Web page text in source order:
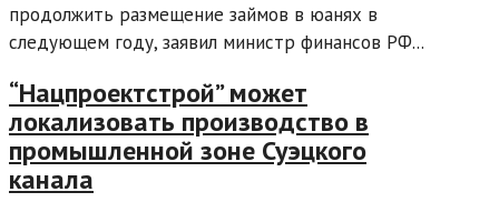
продолжить размещение займов в юанях в
следующем году, заявил министр финансов РФ...
“Нацпроектстрой” может
локализовать производство в
промышленной зоне Суэцкого
канала